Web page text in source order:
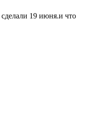
19 июня.и что